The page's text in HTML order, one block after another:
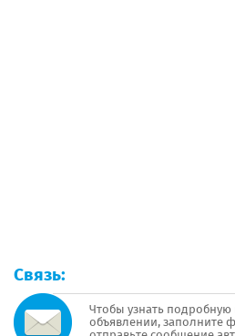
Связь:
Чтобы узнать
объявлении, заполните